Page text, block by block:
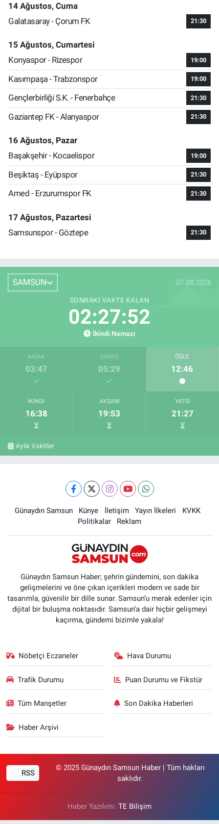
14 Ağustos, Cuma
Galatasaray - Çorum FK
21:30
15 Ağustos, Cumartesi
Konyaspor - Rizespor
19:00
Kasımpaşa - Trabzonspor 19:00
Gençlerbirliği S.K. - Fenerbahçe 21:30
Gaziantep FK - Alanyaspor 21:30
16 Ağustos, Pazar
Başakşehir - Kocaelispor
19:00
Beşiktaş - Eyüpspor 21:30
Amed - Erzurumspor FK 21:30
17 Ağustos, Pazartesi
Samsunspor - Göztepe
21:30
SAMSUN 07.08.2026
SONRAKI VAKTE KALAN
02:27:52
İkindi Namazı
İMSAK
03:47
GÜNEŞ
05:29
ÖĞLE
12:46
İKINDI
16:38
AKŞAM
19:53
YATSI
21:27
Aylık Vakitler
Günaydın Samsun Künye İletişim Yayın İlkeleri
KVKK
Politikalar
Reklam
Günaydın Samsun Haber; şehrin gündemini, son dakika
gelişmelerini ve öne çıkan içerikleri modern ve sade bir
tasarımla, güvenilir bir dille sunar. Samsun’u merak edenler için
dijital bir buluşma noktasıdır. Samsun’a dair hiçbir gelişmeyi
kaçırma, gündemi bizimle yakala!
Nöbetçi Eczaneler Hava Durumu
Trafik Durumu Puan Durumu ve Fikstür
Tüm Manşetler Son Dakika Haberleri
Haber Arşivi
RSS
© 2025 Günaydın Samsun Haber | Tüm hakları
saklıdır.
Haber Yazılımı: TE Bilişim